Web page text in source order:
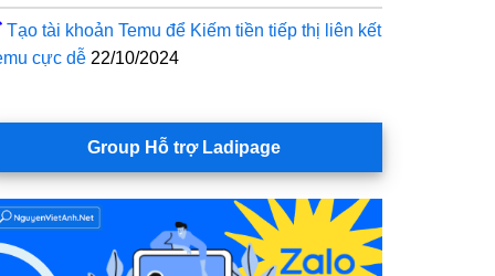
Tạo tài khoản Temu để Kiếm tiền tiếp thị liên kết
cực dễ 22/10/2024
Group Hỗ trợ Ladipage